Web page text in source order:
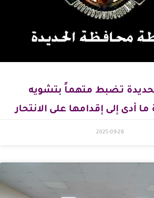
تضبط متهماً بتشويه
أدى إلى إقدامها على الانتحار
2025-09-28